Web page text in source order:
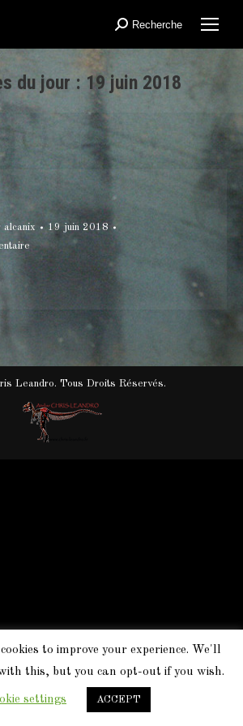
Recherche
:
Recherche
du jour : 19 juin 2018
Vous êtes ici :
alcanix
19 juin 2018
Leandro. Tous Droits Réservés.
to improve your experience. We'll
this, but you can opt-out if you wish.
settings ACCEPT